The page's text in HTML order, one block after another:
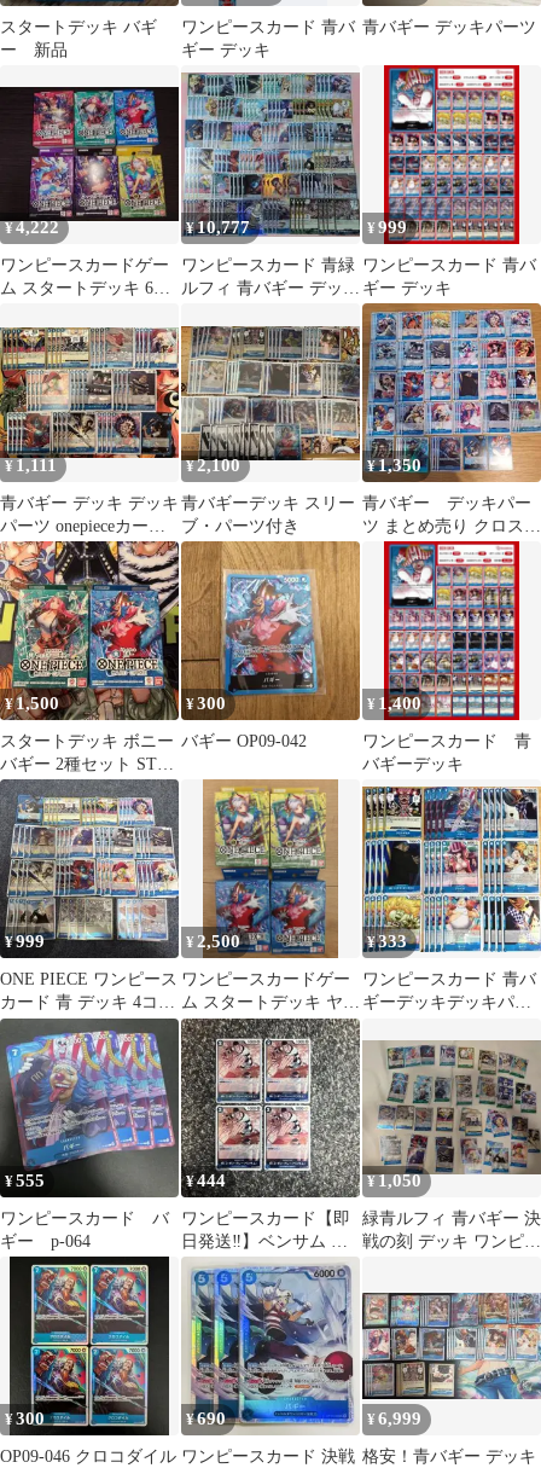
スタートデッキ バギ
ー 新品
ワンピースカード 青バ
ギー デッキ
青バギー デッキパーツ
¥4,222
ワンピースカードゲー
ム スタートデッキ 6種
¥10,777
ワンピースカード 青緑
ルフィ 青バギー デッキ
¥999
ワンピースカード 青バ
ギー デッキ
¥ 1,111
青バギー デッキ デッキ
パーツ onepieceカード
ゲーム
¥2,100
青バギーデッキ スリー
ブ・パーツ付き
¥1,350
青バギー デッキパー
ツ まとめ売り クロスギ
ルド 四皇 インペル
ダウン
¥1,500
スタートデッキ ボニー
バギー 2種セット ST24
ST25
¥300
バギー OP09-042
¥ 1,400
ワンピースカード 青
バギーデッキ
¥999
ONE PIECE ワンピース
カード 青 デッキ 4コン
セット
¥2,500
ワンピースカードゲー
ム スタートデッキ ヤマ
ト バギー 4個セット
¥333
ワンピースカード 青バ
ギーデッキデッキパー
¥555
ワンピースカード バ
ギー p-064
¥444
ワンピースカード【即
日発送‼️】ベンサム 青
デッキ強化パーツ R 4
枚セット❗️
¥1,050
緑青ルフィ 青バギー 決
戦の刻 デッキ ワンピー
¥300
OP09-046 クロコダイル
¥690
ワンピースカード 決戦
¥6,999
格安！青バギー デッキ